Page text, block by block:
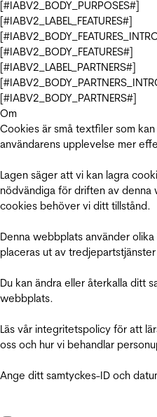
[#IABV2_BODY_PURPOSES#]
[#IABV2_LABEL_FEATURES#]
[#IABV2_BODY_FEATURES#]
[#IABV2_LABEL_PARTNERS#]
[#IABV2_BODY_PARTNERS#]
Om
Cookies är små textfiler som
användarens upplevelse mer
Lagen säger att vi kan lagra
nödvändiga för driften av denna
cookies behöver vi ditt tillstånd.
Denna webbplats använder
placeras ut av
Du kan ändra eller återkalla ditt
webbplats.
Läs vår integritetspolicy för att
oss och hur vi behandlar
Ange ditt samtyckes-ID och